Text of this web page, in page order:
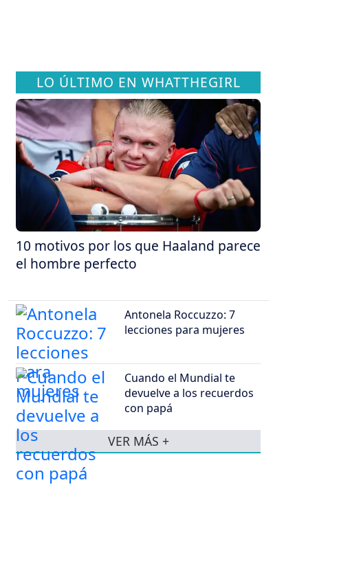
LO ÚLTIMO EN WHATTHEGIRL
10 motivos por los que Haaland parece
el hombre perfecto
Antonela Roccuzzo: 7
lecciones para mujeres
Cuando el Mundial te
devuelve a los recuerdos
con papá
VER MÁS +